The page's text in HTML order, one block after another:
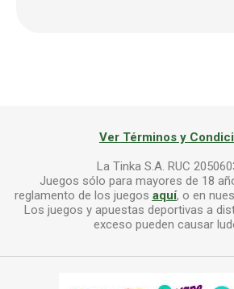
Ver Términos y
La Tinka S.A. RUC
Juegos sólo para mayores de 18
reglamento de los juegos aquí, o en
Los juegos y apuestas deportivas a
exceso pueden causar